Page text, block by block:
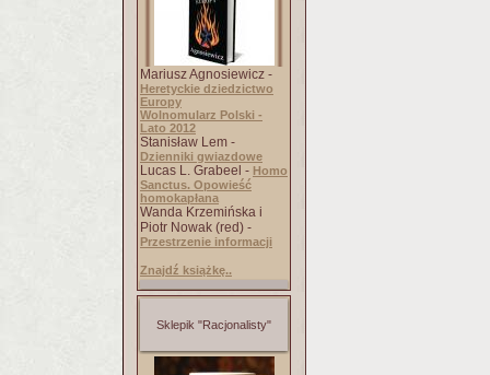
Mariusz Agnosiewicz -
Heretyckie dziedzictwo
Europy
Wolnomularz Polski -
Lato 2012
Stanisław Lem -
Dzienniki gwiazdowe
Lucas L. Grabeel - Homo
Sanctus. Opowieść
homokapłana
Wanda Krzemińska i
Piotr Nowak (red) -
Przestrzenie informacji
Znajdź książkę..
Sklepik "Racjonalisty"